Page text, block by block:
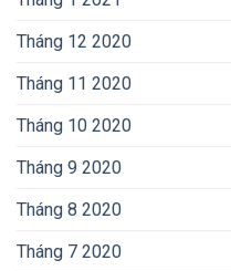
Tháng 12 2020
Tháng 11 2020
Tháng 10 2020
Tháng 9 2020
Tháng 8 2020
Tháng 7 2020